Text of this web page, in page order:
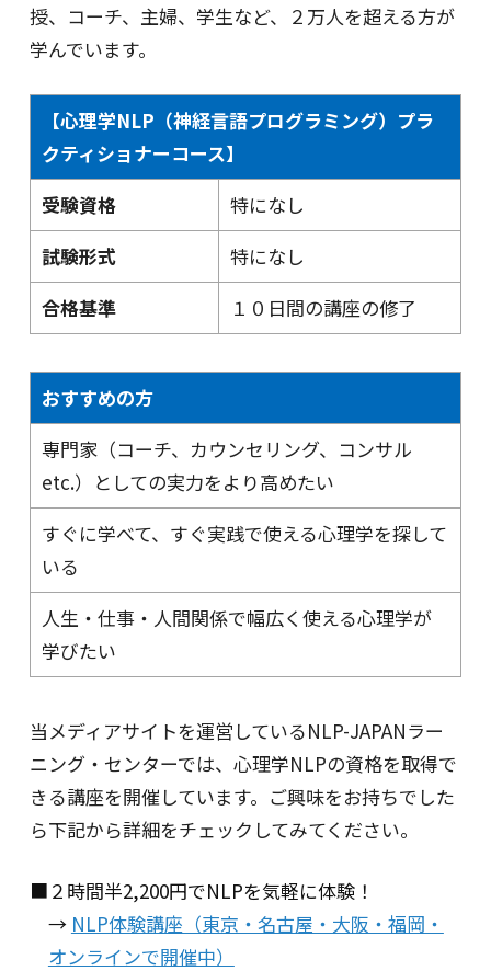
授、コーチ、主婦、学生など、２万人を超える方が
学んでいます。
【心理学NLP（神経言語プログラミング）プラ
クティショナーコース】
受験資格
特になし
試験形式
特になし
合格基準
１０日間の講座の修了
おすすめの方
専門家（コーチ、カウンセリング、コンサル
etc.）としての実力をより高めたい
すぐに学べて、すぐ実践で使える心理学を探して
いる
人生・仕事・人間関係で幅広く使える心理学が
学びたい
当メディアサイトを運営しているNLP-JAPANラー
ニング・センターでは、心理学NLPの資格を取得で
きる講座を開催しています。ご興味をお持ちでした
ら下記から詳細をチェックしてみてください。
■２時間半2,200円でNLPを気軽に体験！
→ NLP体験講座（東京・名古屋・大阪・福岡・
オンラインで開催中）